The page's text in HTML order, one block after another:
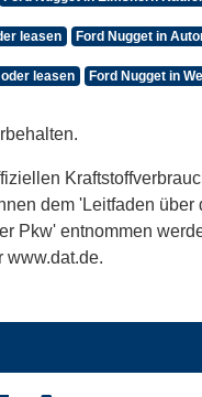
leasen Ford Nugget in
leasen Ford Nugget in
dem 'Leitfaden
Pkw' entnommen
www.dat.de.